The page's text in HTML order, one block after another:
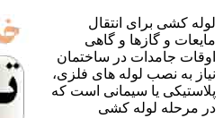
لوله کشی برای انتقال
مایعات و گازها و گاهی
اوقات جامدات در ساختمان
نیاز به نصب لوله های فلزی،
پلاستیکی یا سیمانی است که
در مرحله لوله کشی